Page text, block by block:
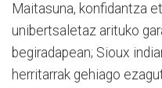
Maitasuna, konfidantza
unibertsaletaz arituko
begiradapean; Sioux
herritarrak gehiago